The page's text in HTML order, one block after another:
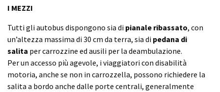
I MEZZI
Tutti gli autobus dispongono sia di pianale ribassato, con
un’altezza massima di 30 cm da terra, sia di pedana di
salita per carrozzine ed ausili per la deambulazione.
Per un accesso più agevole, i viaggiatori con disabilità
motoria, anche se non in carrozzella, possono richiedere la
salita a bordo anche dalle porte centrali, generalmente